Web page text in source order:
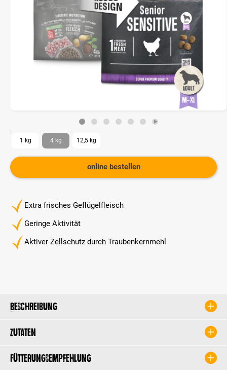
Extra frisches Geflügelfleisch
Geringe Aktivität
Aktiver Zellschutz durch Traubenkernmehl
1 kg 4 kg 12,5 kg
online bestellen
Beschreibung
Zutaten
Fütterungsempfehlung